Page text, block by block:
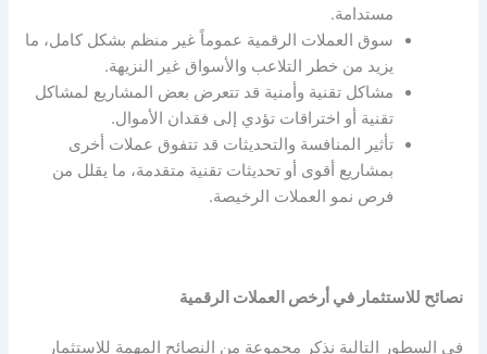
مستدامة.
سوق العملات الرقمية عموماً غير منظم بشكل كامل، ما
يزيد من خطر التلاعب والأسواق غير النزيهة.
مشاكل تقنية وأمنية قد تتعرض بعض المشاريع لمشاكل
تقنية أو اختراقات تؤدي إلى فقدان الأموال.
تأثير المنافسة والتحديثات قد تتفوق عملات أخرى
بمشاريع أقوى أو تحديثات تقنية متقدمة، ما يقلل من
فرص نمو العملات الرخيصة.
نصائح للاستثمار في أرخص العملات الرقمية
في السطور التالية نذكر مجموعة من النصائح المهمة للاستثمار